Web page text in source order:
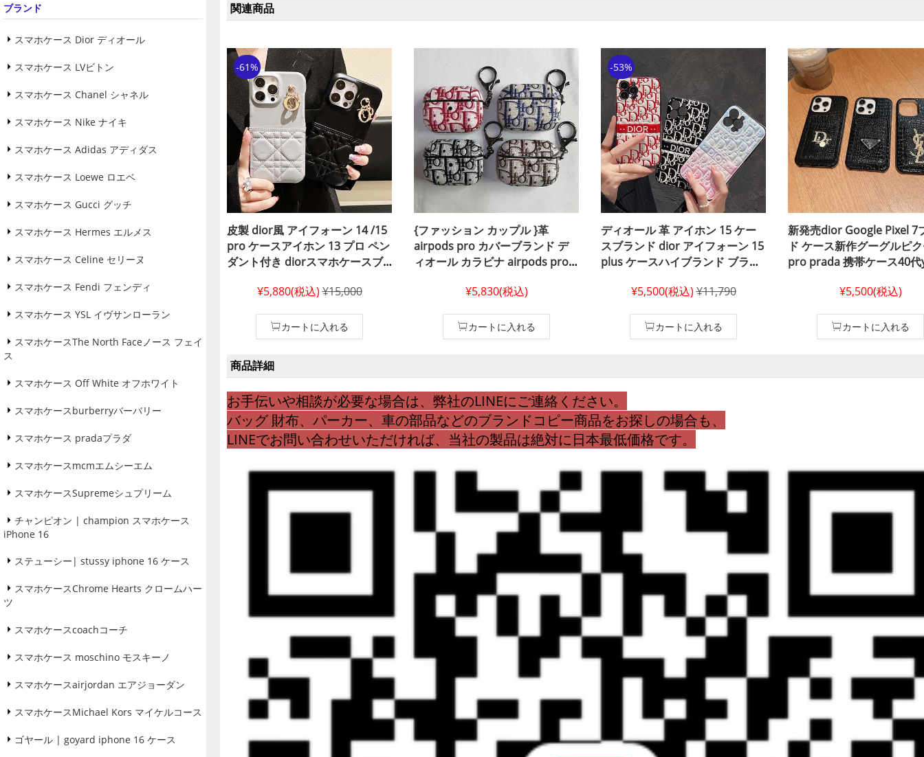
ブランド
スマホケース Dior ディオール
スマホケース LVビトン
スマホケース Chanel シャネル
スマホケース Nike ナイキ
スマホケース Adidas アディダス
スマホケース Loewe ロエベ
スマホケース Gucci グッチ
スマホケース Hermes エルメス
スマホケース Celine セリーヌ
スマホケース Fendi フェンディ
スマホケース YSL イヴサンローラン
スマホケースThe North Faceノース フェイ
ス
スマホケース Off White オフホワイト
スマホケースburberryバーバリー
スマホケース pradaプラダ
スマホケースmcmエムシーエム
スマホケースSupremeシュプリーム
チャンピオン | champion スマホケース
iPhone 16
ステューシー| stussy iphone 16 ケース
スマホケースChrome Hearts クロームハー
ツ
スマホケースcoachコーチ
スマホケース moschino モスキーノ
スマホケースairjordan エアジョーダン
スマホケースMichael Kors マイケルコース
ゴヤール | goyard iphone 16 ケース
関連商品
-61%
皮製 dior風 アイフォーン 14 /15
pro ケースアイホン 13 プロ ペン
ダント付き diorスマホケースブ
ン 15 pro /15 ケースハイブラン
ースディオール風 カード収納 ア
イフォーン 14 pro max /12/12
pro ケース
¥5,880(税込)¥15,000
カートに入れる
{ファッション カップル }革
airpods pro カバーブランド デ
ィオール カラビナ airpods pro
第四 世代カバー ディオールかわ
dior 風ディオール airpods 第二
世代ケース
¥5,830(税込)
カートに入れる
-53%
ディオール 革 アイホン 15 ケー
スブランド dior アイフォーン 15
plus ケースハイブランド ブラン
アイフォン 14 pro max ケースデ
ンズ アイホン 14pro max ケース
dior風 iphone 13/12 pro maxケ
¥5,500(税込)¥11,790
カートに入れる
新発売dior Google Pixel 7
ド ケース新作グーグルピ
pro prada 携帯ケース40代ysl 大
ドスマホケースブランド
¥5,500(税込)
カートに入れる
商品詳細
お手伝いや相談が必要な場合は、弊社のLINEにご連絡ください。
バッグ 財布、パーカー、車の部品などのブランドコピー商品をお探しの場合も、
LINEでお問い合わせいただければ、当社の製品は絶対に日本最低価格です。